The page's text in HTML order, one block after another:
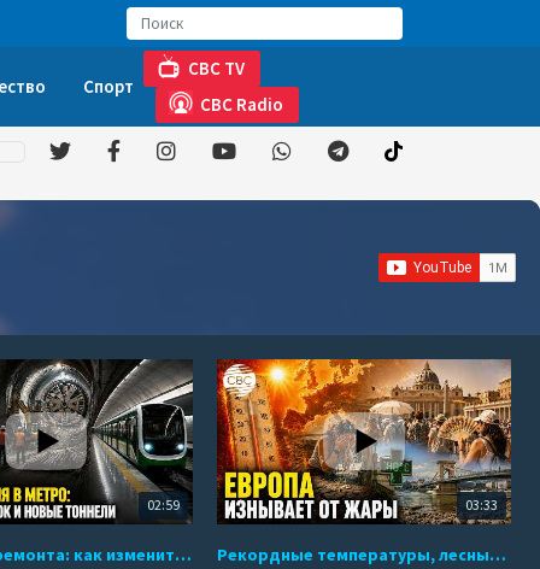
Спорт
CBC TV
CBC Radio
02:59
10 месяцев ремонта: как изменится работа Бакинского метро с 15 августа
03:33
Рекордные температуры, лесные пожары и красный уровень опасности